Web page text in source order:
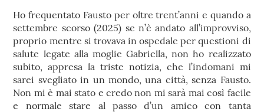
Ho frequentato Fausto per oltre trent’anni e quando a
settembre scorso (2025) se n’è andato all’improvviso,
proprio mentre si trovava in ospedale per questioni di
salute legate alla moglie Gabriella, non ho realizzato
subito, appresa la triste notizia, che l’indomani mi
sarei svegliato in un mondo, una città, senza Fausto.
Non mi è mai stato e credo non mi sarà mai così facile
e normale stare al passo d’un amico con tanta